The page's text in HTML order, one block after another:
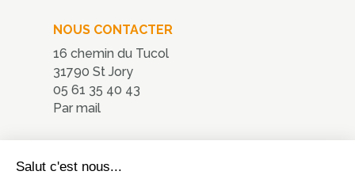
NOUS CONTACTER
16 chemin du Tucol
31790 St Jory
05 61 35 40 43
Par mail
Salut c'est nous...